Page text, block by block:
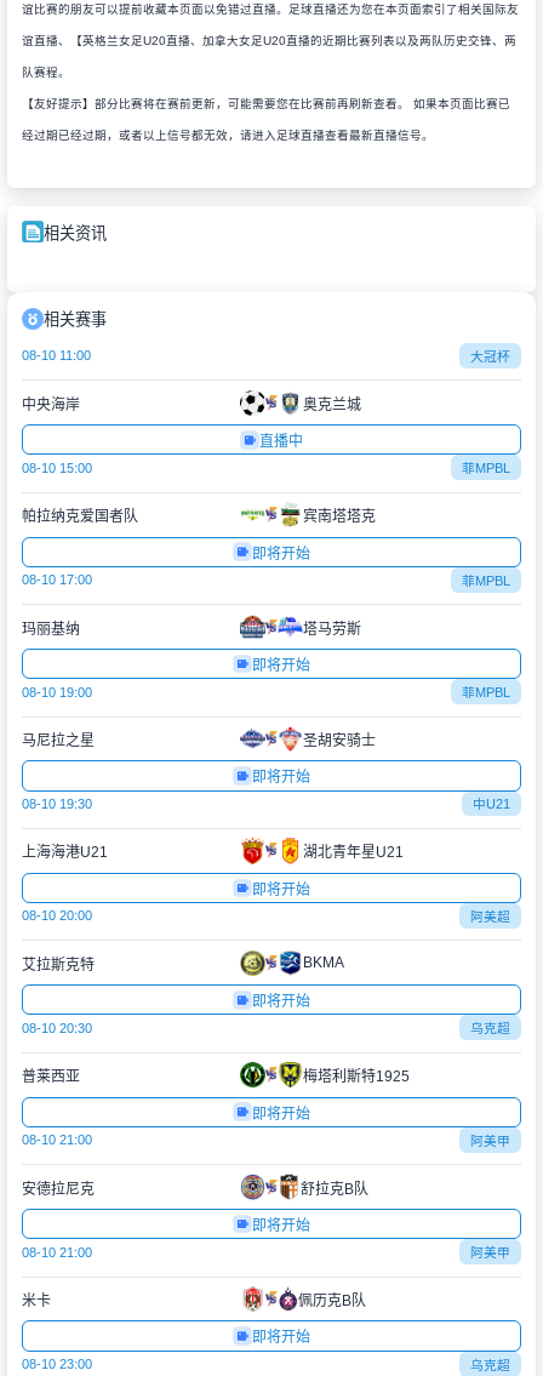
谊比赛的朋友可以提前收藏本页面以免错过直播。足球直播还为您在本页面索引了相关国际友
谊直播、【英格兰女足U20直播、加拿大女足U20直播的近期比赛列表以及两队历史交锋、两
队赛程。
【友好提示】部分比赛将在赛前更新，可能需要您在比赛前再刷新查看。 如果本页面比赛已
经过期已经过期，或者以上信号都无效，请进入足球直播查看最新直播信号。
相关资讯
相关赛事
08-10 11:00 大冠杯
中央海岸 奥克兰城
直播中
08-10 15:00 菲MPBL
帕拉纳克爱国者队 宾南塔塔克
即将开始
08-10 17:00 菲MPBL
玛丽基纳 塔马劳斯
即将开始
08-10 19:00 菲MPBL
马尼拉之星 圣胡安骑士
即将开始
08-10 19:30 中U21
上海海港U21 湖北青年星U21
即将开始
08-10 20:00 阿美超
艾拉斯克特 BKMA
即将开始
08-10 20:30 乌克超
普莱西亚 梅塔利斯特1925
即将开始
08-10 21:00 阿美甲
安德拉尼克 舒拉克B队
即将开始
08-10 21:00 阿美甲
米卡 佩历克B队
即将开始
08-10 23:00 乌克超